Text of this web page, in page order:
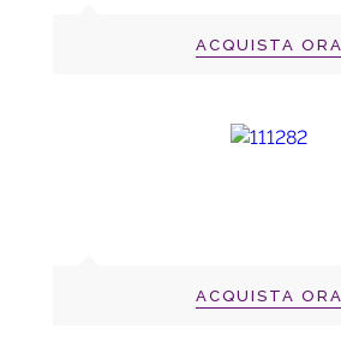
ACQUISTA ORA
ACQUISTA ORA